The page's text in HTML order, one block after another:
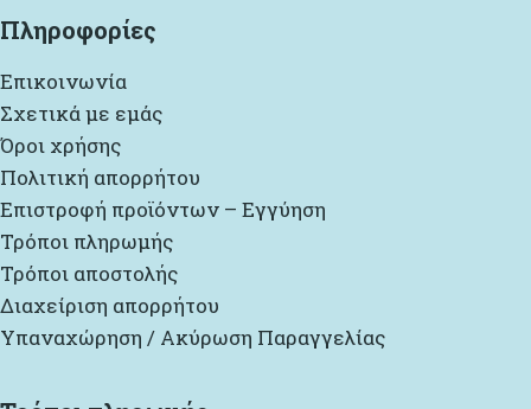
Πληροφορίες
Επικοινωνία
Σχετικά με εμάς
Όροι χρήσης
Πολιτική απορρήτου
Επιστροφή προϊόντων – Εγγύηση
Τρόποι πληρωμής
Τρόποι αποστολής
Διαχείριση απορρήτου
Υπαναχώρηση / Ακύρωση Παραγγελίας